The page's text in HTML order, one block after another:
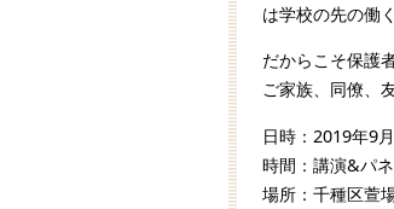
は学校の先の働
だからこそ保護
ご家族、同僚、
日時：2019年9
時間：講演&パ
場所：千種区萱